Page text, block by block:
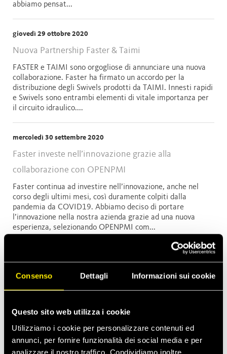
Consenso Dettagli Informazioni sui cookie
Questo sito web utilizza i cookie
Utilizziamo i cookie per personalizzare contenuti ed
annunci, per fornire funzionalità dei social media e per
analizzare il nostro traffico. Condividiamo inoltre
abbiamo pensat...
giovedì 29 ottobre 2020
Nuova Partnership Faster & Taimi
FASTER e TAIMI sono orgogliose di annunciare una nuova
collaborazione. Faster ha firmato un accordo per la
distribuzione degli Swivels prodotti da TAIMI. Innesti rapidi
e Swivels sono entrambi elementi di vitale importanza per
il circuito idraulico....
mercoledì 30 settembre 2020
Faster investe nell’innovazione grazie alla
collaborazione con OPENPMI
Faster continua ad investire nell’innovazione, anche nel
corso degli ultimi mesi, così duramente colpiti dalla
pandemia da COVID19. Abbiamo deciso di portare
l’innovazione nella nostra azienda grazie ad una nuova
esperienza, selezionando OPENPMI com...
Ultimi prodotti: visita la pagina dedicata
Sei curioso di scoprire quali sono i nostri nuovi prodotti?
prodotti, inclusi i più recenti. In alto, troverai gli ultimi
Semplicemente scorr...